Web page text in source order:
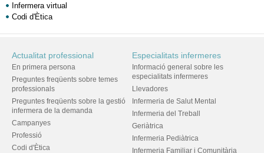
Infermera virtual
Codi d'Ètica
Actualitat professional
En primera persona
Preguntes freqüents sobre temes
professionals
Preguntes freqüents sobre la gestió
infermera de la demanda
Campanyes
Professió
Codi d'Ètica
Especialitats infermeres
Informació general sobre les
especialitats infermeres
Llevadores
Infermeria de Salut Mental
Infermeria del Treball
Geriàtrica
Infermeria Pediàtrica
Infermeria Familiar i Comunitària